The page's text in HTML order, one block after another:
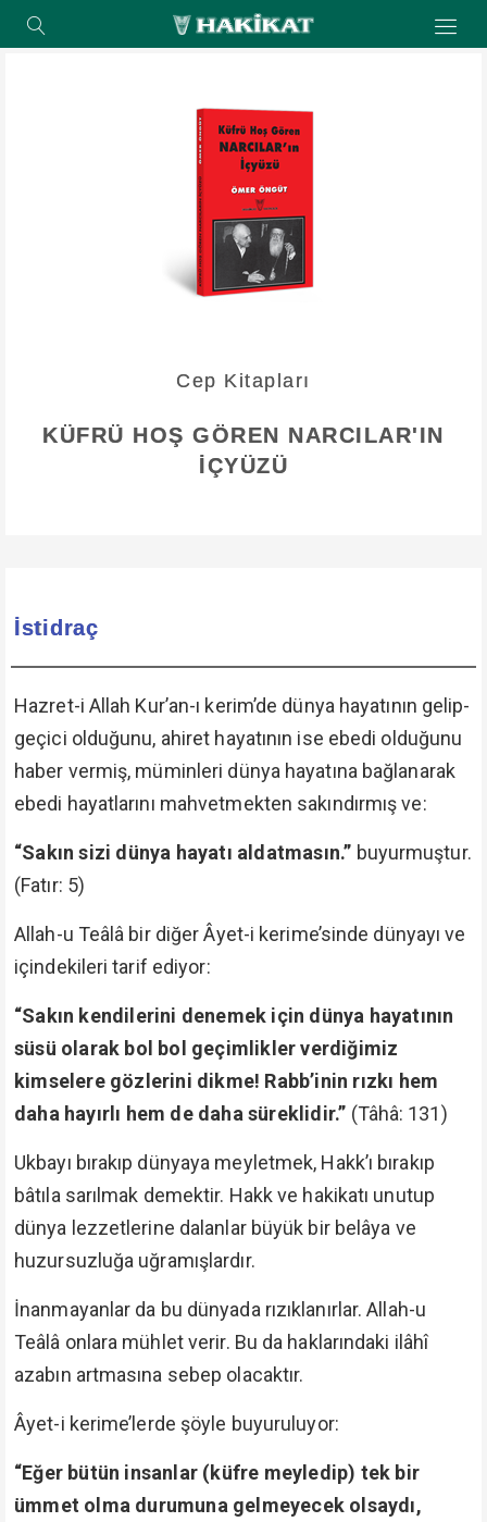
Cep Kitapları
KÜFRÜ HOŞ GÖREN NARCILAR'IN
İÇYÜZÜ
İstidraç
Hazret-i Allah Kur’an-ı kerim’de dünya hayatının gelip-
geçici olduğunu, ahiret hayatının ise ebedi olduğunu
haber vermiş, müminleri dünya hayatına bağlanarak
ebedi hayatlarını mahvetmekten sakındırmış ve:
“Sakın sizi dünya hayatı aldatmasın.” buyurmuştur.
(Fatır: 5)
Allah-u Teâlâ bir diğer Âyet-i kerime’sinde dünyayı ve
içindekileri tarif ediyor:
“Sakın kendilerini denemek için dünya hayatının
süsü olarak bol bol geçimlikler verdiğimiz
kimselere gözlerini dikme! Rabb’inin rızkı hem
daha hayırlı hem de daha süreklidir.” (Tâhâ: 131)
Ukbayı bırakıp dünyaya meyletmek, Hakk’ı bırakıp
bâtıla sarılmak demektir. Hakk ve hakikatı unutup
dünya lezzetlerine dalanlar büyük bir belâya ve
huzursuzluğa uğramışlardır.
İnanmayanlar da bu dünyada rızıklanırlar. Allah-u
Teâlâ onlara mühlet verir. Bu da haklarındaki ilâhî
azabın artmasına sebep olacaktır.
Âyet-i kerime’lerde şöyle buyuruluyor:
“Eğer bütün insanlar (küfre meyledip) tek bir
ümmet olma durumuna gelmeyecek olsaydı,